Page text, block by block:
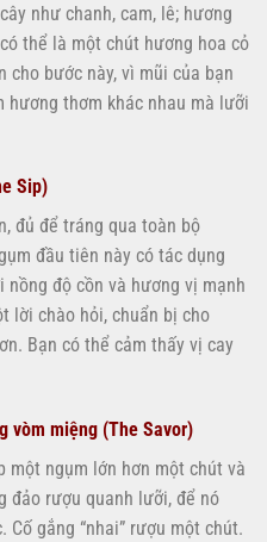
như chanh, cam, lê; hương
thể là một chút hương hoa cỏ
cho bước này, vì mũi của bạn
hương thơm khác nhau mà lưỡi
Sip)
đủ để tráng qua toàn bộ
đầu tiên này có tác dụng
nồng độ cồn và hương vị mạnh
lời chào hỏi, chuẩn bị cho
Bạn có thể cảm thấy vị cay
vòm miệng (The Savor)
một ngụm lớn hơn một chút và
đảo rượu quanh lưỡi, để nó
gắng “nhai” rượu một chút.